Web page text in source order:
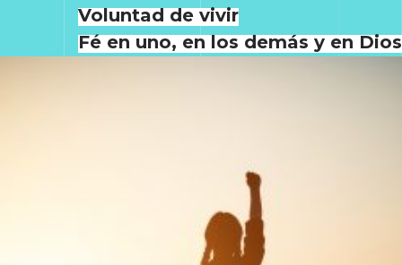
Voluntad de vivir
Fé en uno, en los demás y en Dios